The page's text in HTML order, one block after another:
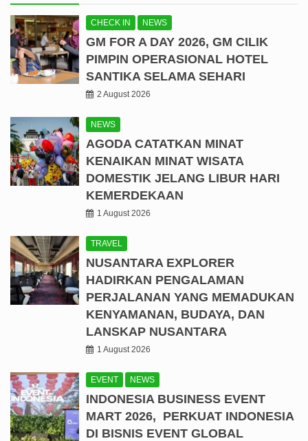
CHECK IN NEWS
GM FOR A DAY 2026, GM CILIK
PIMPIN OPERASIONAL HOTEL
SANTIKA SELAMA SEHARI
2 August 2026
NEWS
AGODA CATATKAN MINAT
KENAIKAN MINAT WISATA
DOMESTIK JELANG LIBUR HARI
KEMERDEKAAN
1 August 2026
TRAVEL
NUSANTARA EXPLORER
HADIRKAN PENGALAMAN
PERJALANAN YANG MEMADUKAN
KENYAMANAN, BUDAYA, DAN
LANSKAP NUSANTARA
1 August 2026
EVENT NEWS
INDONESIA BUSINESS EVENT
MART 2026, PERKUAT INDONESIA
DI BISNIS EVENT GLOBAL